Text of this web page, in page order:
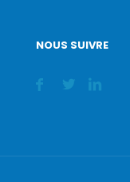
NOUS SUIVRE